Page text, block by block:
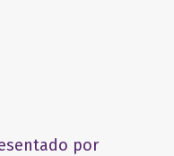
por